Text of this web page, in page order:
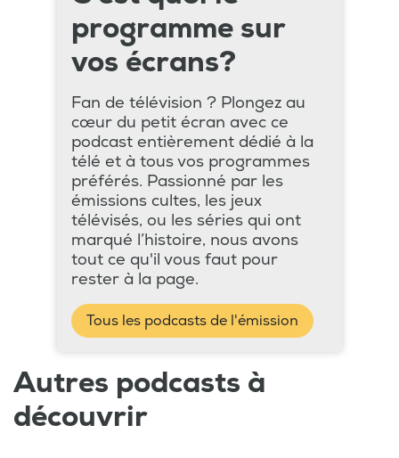
programme sur
vos écrans?
Fan de télévision ? Plongez au
cœur du petit écran avec ce
podcast entièrement dédié à la
télé et à tous vos programmes
préférés. Passionné par les
émissions cultes, les jeux
télévisés, ou les séries qui ont
marqué l’histoire, nous avons
tout ce qu'il vous faut pour
rester à la page.
Tous les podcasts de l'émission
Autres podcasts à
découvrir